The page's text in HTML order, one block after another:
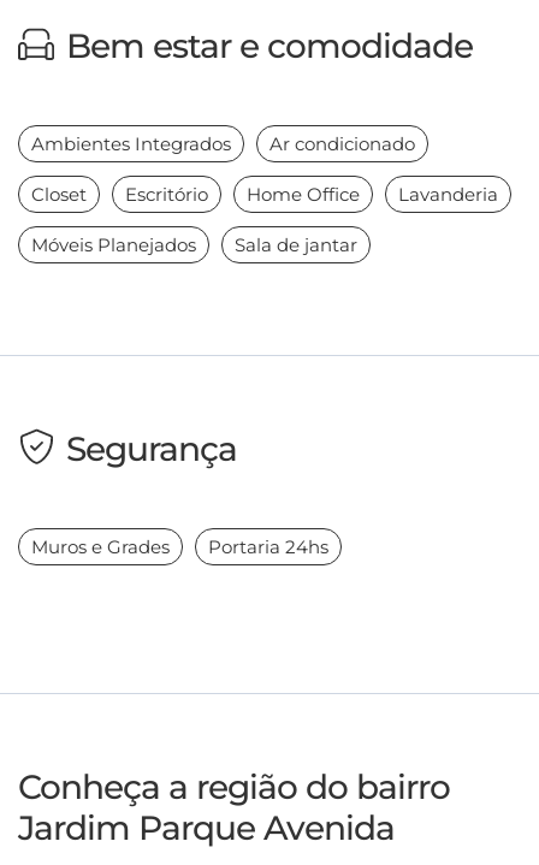
Bem estar e comodidade
Ambientes Integrados Ar condicionado
Closet Escritório Home Office Lavanderia
Móveis Planejados Sala de jantar
Segurança
Muros e Grades Portaria 24hs
Conheça a região do bairro
Jardim Parque Avenida